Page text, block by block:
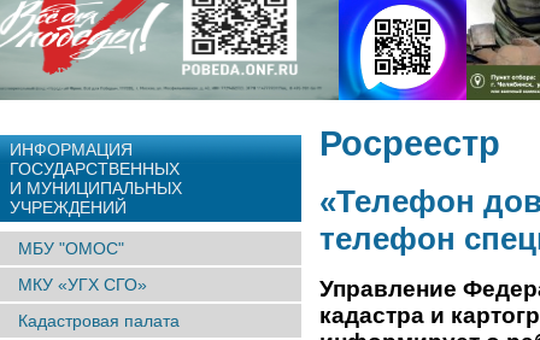
ИНФОРМАЦИЯ
ГОСУДАРСТВЕННЫХ
И МУНИЦИПАЛЬНЫХ
УЧРЕЖДЕНИЙ
МБУ "ОМОС"
МКУ «УГХ СГО»
Кадастровая палата
Росреестр
«Телефон
телефон
Управление
кадастра и